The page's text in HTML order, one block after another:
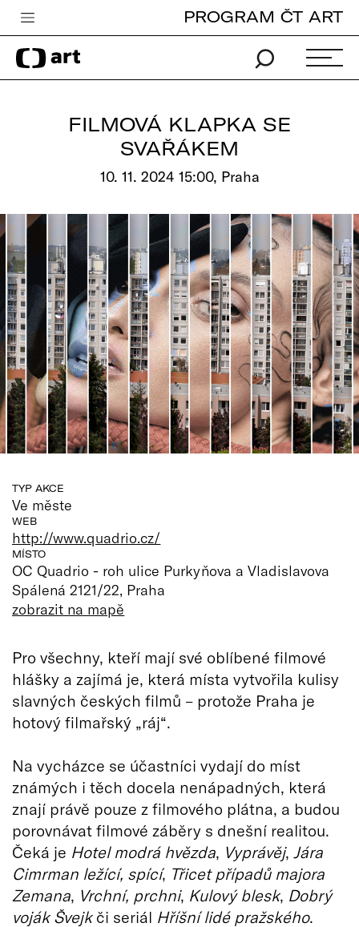
Česká televize
Zpravodajství
Vše o ČT
PROGRAM ČT ART
FILMOVÁ KLAPKA SE
SVAŘÁKEM
10. 11. 2024 15:00, Praha
TYP AKCE
Ve měste
WEB
http://www.quadrio.cz/
MÍSTO
OC Quadrio - roh ulice Purkyňova a Vladislavova
Spálená 2121/22, Praha
zobrazit na mapě
Pro všechny, kteří mají své oblíbené filmové
hlášky a zajímá je, která místa vytvořila kulisy
slavných českých filmů – protože Praha je
hotový filmařský „ráj“.
Na vycházce se účastníci vydají do míst
známých i těch docela nenápadných, která
znají právě pouze z filmového plátna, a budou
porovnávat filmové záběry s dnešní realitou.
Čeká je Hotel modrá hvězda, Vyprávěj, Jára
Cimrman ležící, spící, Třicet případů majora
Zemana, Vrchní, prchni, Kulový blesk, Dobrý
voják Švejkči seriál Hříšní lidé pražského.